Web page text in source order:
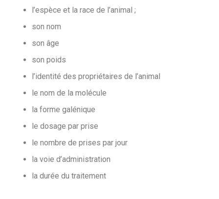
l’espèce et la race de l’animal ;
son nom
son âge
son poids
l’identité des propriétaires de l’animal
le nom de la molécule
la forme galénique
le dosage par prise
le nombre de prises par jour
la voie d’administration
la durée du traitement